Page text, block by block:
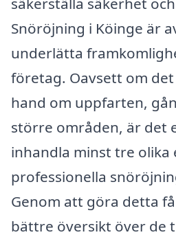
Snöröjning i Köinge är
underlätta
företag. Oavsett om
hand om uppfarten,
större områden, är det
inhandla minst tre
professionella
Genom att göra detta
bättre översikt över de